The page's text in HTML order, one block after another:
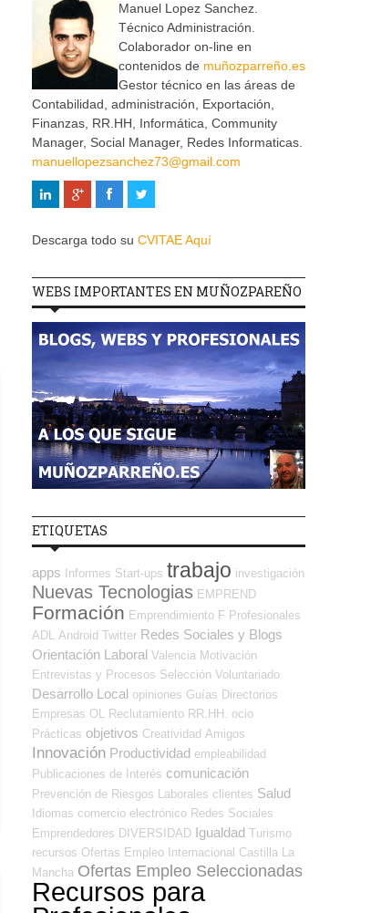
Manuel Lopez Sanchez.
Técnico Administración.
Colaborador on-line en
contenidos de muñozparreño.es
Gestor técnico en las áreas de
Contabilidad, administración, Exportación,
Finanzas, RR.HH, Informática, Community
Manager, Social Manager, Redes Informaticas.
manuellopezsanchez73@gmail.com
Descarga todo su CVITAE Aquí
WEBS IMPORTANTES EN MUÑOZPAREÑO
ETIQUETAS
apps Informes Start-ups trabajo investigación
Nuevas Tecnologias EMPREND
Formación Emprendimiento F Profesionales
ADL
Android Twitter Redes Sociales y Blogs
Orientación Laboral Valencia Motivación
Entrevistas y Procesos Selección Voluntariado
Desarrollo Local opiniones Guías Directorios
Empresas OL
Reclutamiento RR.HH.
ocio
Prácticas objetivos Creatividad Amigos
Innovación Productividad empleabilidad
Publicaciones de Interés comunicación
Prevención de Riesgos Laborales clientes Salud
Idiomas comercio electrónico Redes Sociales
Emprendedores DIVERSIDAD Igualdad Turismo
recursos Ofertas Empleo Internacional Castilla La
Mancha Ofertas Empleo Seleccionadas
Recursos para